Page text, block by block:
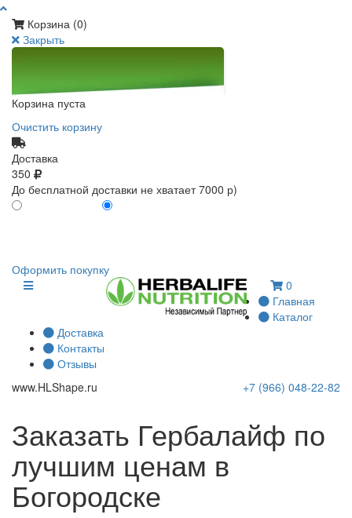
Корзина (0)
Закрыть
Корзина пуста
Очистить корзину
Доставка
350
До бесплатной доставки не хватает 7000 р)
Оформить покупку
0
Главная
Каталог
Доставка
Контакты
Отзывы
www.HLShape.ru +7 (966) 048-22-82
Заказать Гербалайф по
лучшим ценам в
Богородске